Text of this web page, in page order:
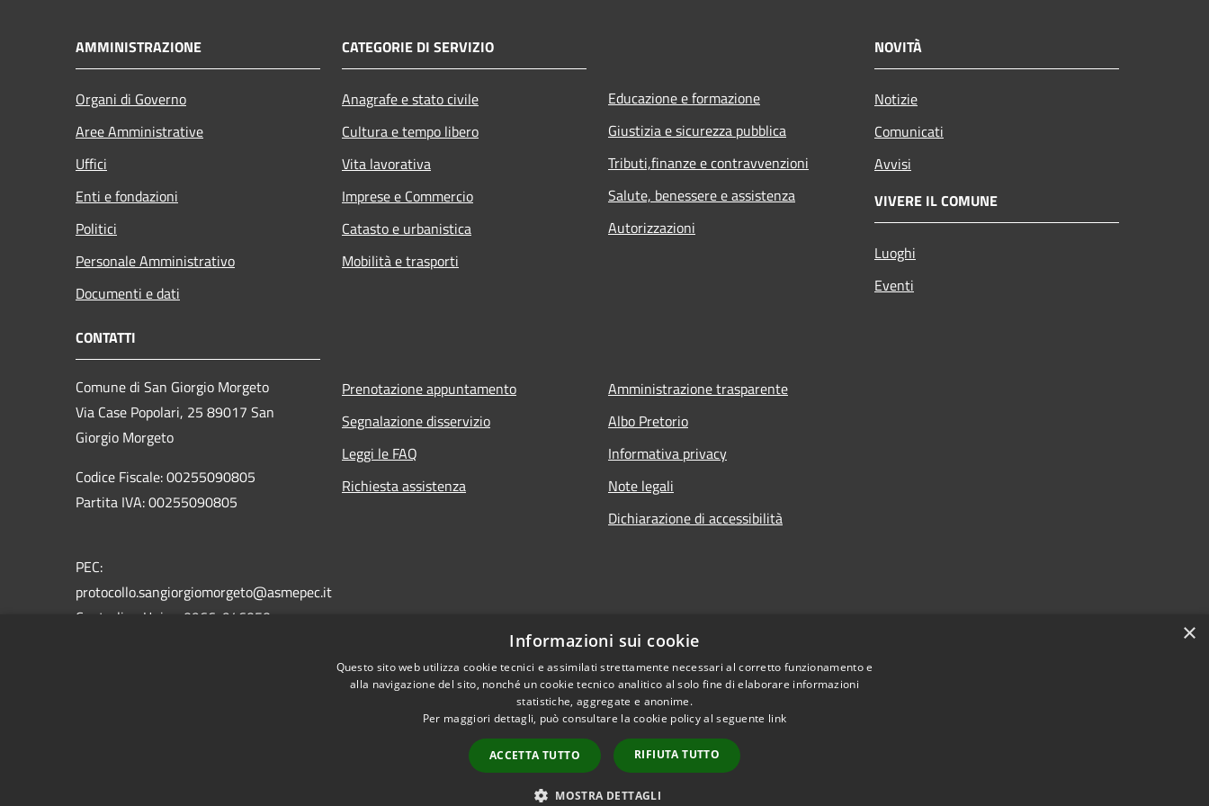
AMMINISTRAZIONE
Organi di Governo
Aree Amministrative
Uffici
Enti e fondazioni
Politici
Personale Amministrativo
Documenti e dati
CATEGORIE DI SERVIZIO
Anagrafe e stato civile
Cultura e tempo libero
Vita lavorativa
Imprese e Commercio
Catasto e urbanistica
Mobilità e trasporti
Educazione e formazione
Giustizia e sicurezza pubblica
Tributi,finanze e contravvenzioni
Salute, benessere e assistenza
Autorizzazioni
NOVITÀ
Notizie
Comunicati
Avvisi
VIVERE IL COMUNE
Luoghi
Eventi
CONTATTI
Comune di San Giorgio Morgeto
Via Case Popolari, 25 89017 San
Giorgio Morgeto
Codice Fiscale: 00255090805
Partita IVA: 00255090805
PEC:
protocollo.sangiorgiomorgeto@asmepec.it
Centralino Unico: 0966-946050
Prenotazione appuntamento
Segnalazione disservizio
Leggi le FAQ
Richiesta assistenza
Amministrazione trasparente
Albo Pretorio
Informativa privacy
Note legali
Dichiarazione di accessibilità
Extranet Copyright © 2026 • Comune di San Giorgio Morgeto • Powered by
×
Informazioni sui cookie
Questo sito web utilizza cookie tecnici e assimilati strettamente necessari al corretto funzionamento e
alla navigazione del sito, nonché un cookie tecnico analitico al solo fine di elaborare informazioni
statistiche, aggregate e anonime.
Per maggiori dettagli, può consultare la cookie policy al seguente link
ACCETTA TUTTO RIFIUTA TUTTO
MOSTRA DETTAGLI